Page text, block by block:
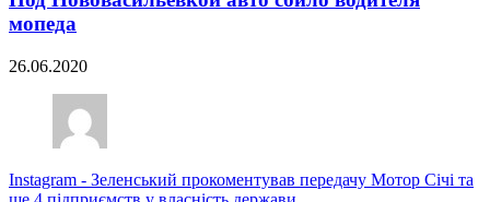
мопеда
26.06.2020
Instagram - Зеленський прокоментував передачу Мотор Січі та